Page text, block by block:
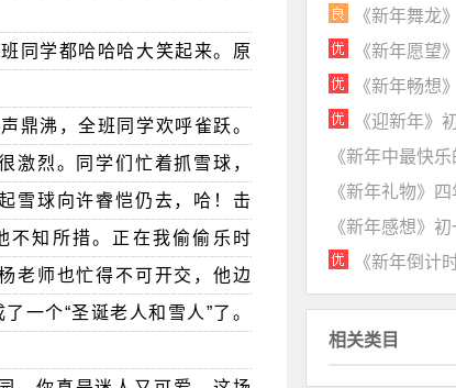
同学都哈哈哈大笑起来。原
鼎沸，全班同学欢呼雀跃。
激烈。同学们忙着抓雪球，
雪球向许睿恺仍去，哈！击
不知所措。正在我偷偷乐时
老师也忙得不可开交，他边
一个“圣诞老人和雪人”了。
《迎新年》
《新年礼物》
《新年感想》
相关类目